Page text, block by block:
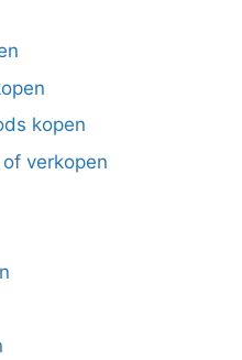
kopen
verkopen